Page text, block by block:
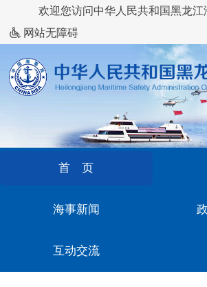
欢迎您访问中华人民共和国黑龙江
网站无障碍
首 页
海事新闻
互动交流